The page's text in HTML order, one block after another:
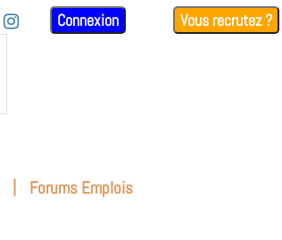
 Connexion Vous recrutez ?
| Forums Emplois